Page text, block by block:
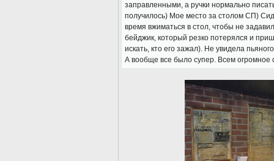
заправленными, а ручки нормально
получилось) Мое место за столом СП)
время вжиматься в стол, чтобы не
бейджик, который резко потерялся и
искать, кто его зажал). Не увидела
А вообще все было супер. Всем огромное